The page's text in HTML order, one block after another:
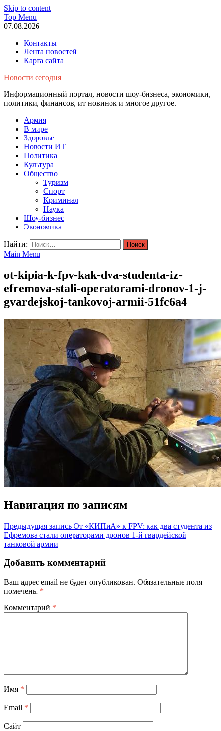
Skip to content
Top Menu
07.08.2026
Контакты
Лента новостей
Карта сайта
Новости сегодня
Информационный портал, новости шоу-бизнеса, экономики,
политики, финансов, ит новинок и многое другое.
Армия
В мире
Здоровье
Новости ИТ
Политика
Культура
Общество
Туризм
Спорт
Криминал
Наука
Шоу-бизнес
Экономика
Найти:
Main Menu
ot-kipia-k-fpv-kak-dva-studenta-iz-
efremova-stali-operatorami-dronov-1-j-
gvardejskoj-tankovoj-armii-51fc6a4
Навигация по записям
Предыдущая запись От «КИПиА» к FPV: как два студента из
Ефремова стали операторами дронов 1-й гвардейской
танковой армии
Добавить комментарий
Ваш адрес email не будет опубликован. Обязательные поля
помечены *
Комментарий *
Имя *
Email *
Сайт